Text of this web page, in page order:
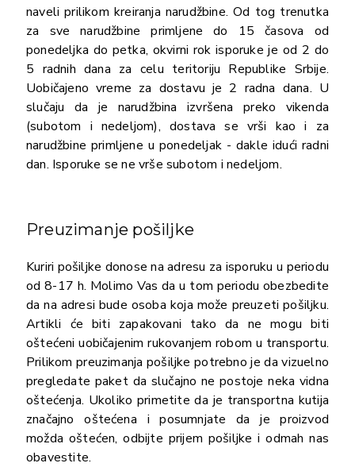
naveli prilikom kreiranja narudžbine. Od tog trenutka
za sve narudžbine primljene do 15 časova od
ponedeljka do petka, okvirni rok isporuke je od 2 do
5 radnih dana za celu teritoriju Republike Srbije.
Uobičajeno vreme za dostavu je 2 radna dana. U
slučaju da je narudžbina izvršena preko vikenda
(subotom i nedeljom), dostava se vrši kao i za
narudžbine primljene u ponedeljak - dakle idući radni
dan. Isporuke se ne vrše subotom i nedeljom.
Preuzimanje pošiljke
Kuriri pošiljke donose na adresu za isporuku u periodu
od 8-17 h. Molimo Vas da u tom periodu obezbedite
da na adresi bude osoba koja može preuzeti pošiljku.
Artikli će biti zapakovani tako da ne mogu biti
oštećeni uobičajenim rukovanjem robom u transportu.
Prilikom preuzimanja pošiljke potrebno je da vizuelno
pregledate paket da slučajno ne postoje neka vidna
oštećenja. Ukoliko primetite da je transportna kutija
značajno oštećena i posumnjate da je proizvod
možda oštećen, odbijte prijem pošiljke i odmah nas
obavestite.